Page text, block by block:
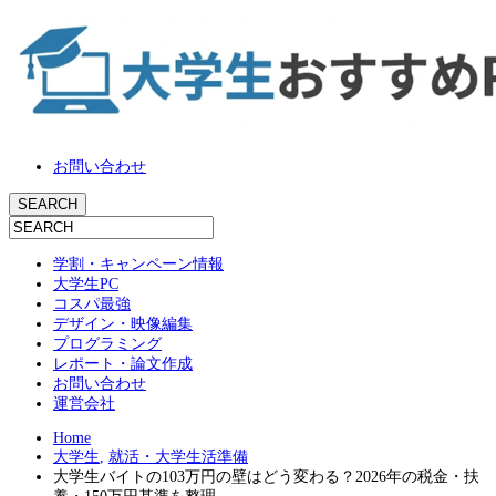
お問い合わせ
学割・キャンペーン情報
大学生PC
コスパ最強
デザイン・映像編集
プログラミング
レポート・論文作成
お問い合わせ
運営会社
Home
大学生, 就活・大学生活準備
大学生バイトの103万円の壁はどう変わる？2026年の税金・扶